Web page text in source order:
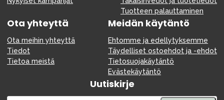
Tuotteen palauttaminen
Ota yhteyttä
Ota meihin yhteyttä
Tiedot
Tietoa meistä
Meidän käytäntö
Ehtomme ja edellytyksemme
Täydelliset ostoehdot ja -ehdot
Tietosuojakäytäntö
Evästekäytäntö
Uutiskirje